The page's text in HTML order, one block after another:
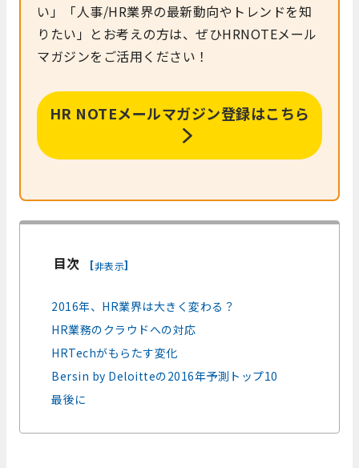
い」「人事/HR業界の最新動向やトレンドを知
りたい」とお考えの方は、ぜひHRNOTEメール
マガジンをご活用ください！
HR NOTEメールマガジン登録はこちら
目次 [非表示]
2016年、HR業界は大きく変わる？
HR業務のクラウドへの対応
HRTechがもらたす変化
Bersin by Deloitteの2016年予測トップ10
最後に